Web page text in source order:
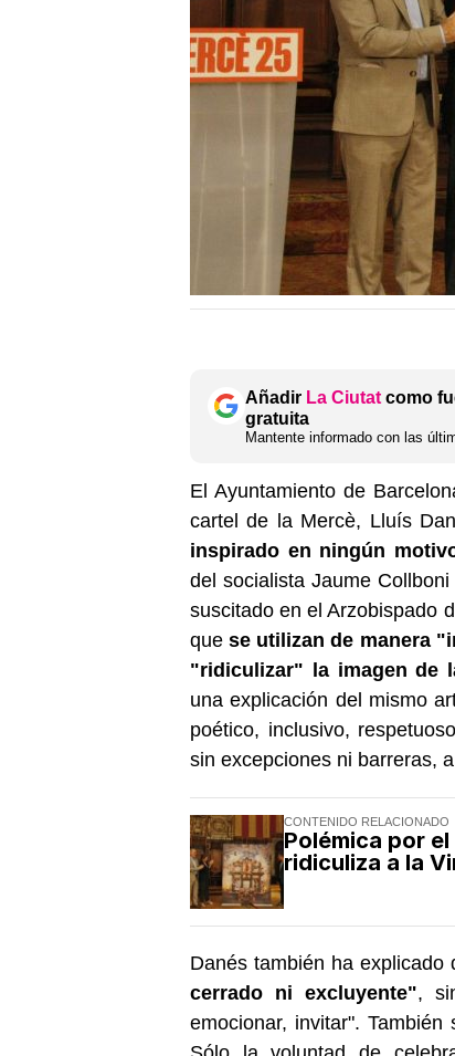
Añadir La Ciutat como
gratuita
Mantente informado con las
El Ayuntamiento de
cartel de la Mercè, Lluís
inspirado en ningún
del socialista Jaume
suscitado en el Arzobispado
quese utilizan de manera
"ridiculizar" la imagen de
una explicación del mismo
poético, inclusivo,
sin excepciones ni barreras,
CONTENIDO RELACIONADO
Polémica por
ridiculiza a la
Danés también ha explicado
cerrado ni excluyente",
emocionar, invitar".